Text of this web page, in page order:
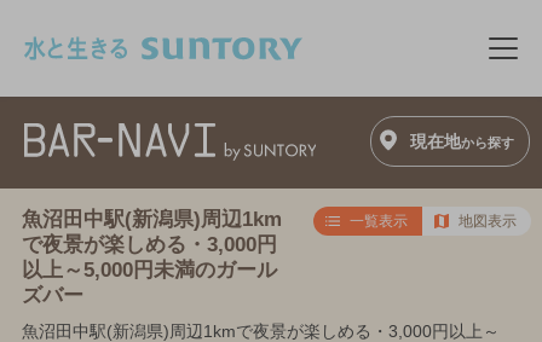
メ
現在地から探す
魚沼田中駅(新潟県)周辺1km
で夜景が楽しめる・3,000円
以上～5,000円未満のガール
ズバー
一覧表示 地図表示
魚沼田中駅(新潟県)周辺1kmで夜景が楽しめる・3,000円以上～